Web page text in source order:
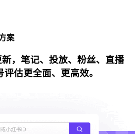
案
，笔记、投放、粉丝、直播
估更全面、更高效。